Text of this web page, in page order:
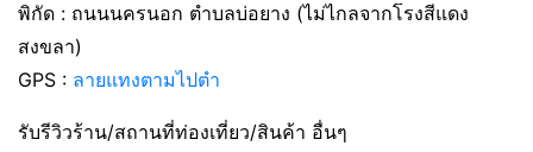
พิกัด : ถนนนครนอก ตำบลบ่อยาง (ไม่ไกลจากโรงสีแดง
สงขลา)
GPS : ลายแทงตามไปตำ
รับรีวิวร้าน/สถานที่ท่องเที่ยว/สินค้า อื่นๆ